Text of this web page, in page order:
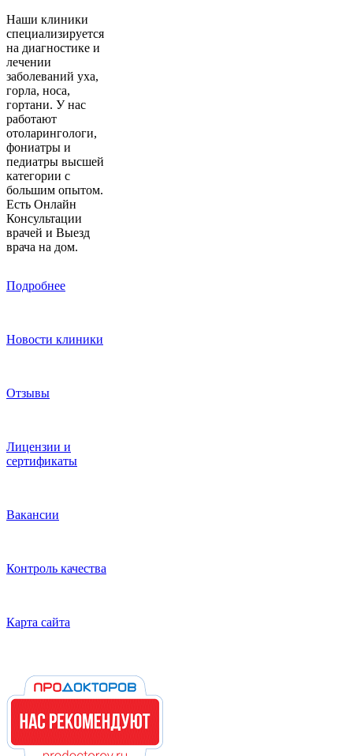
Наши клиники
специализируется
на диагностике и
лечении
заболеваний уха,
горла, носа,
гортани. У нас
работают
отоларингологи,
фониатры и
педиатры высшей
категории с
большим опытом.
Есть Онлайн
Консультации
врачей и Выезд
врача на дом.
Подробнее
Новости клиники
Отзывы
Лицензии и
сертификаты
Вакансии
Контроль качества
Карта сайта